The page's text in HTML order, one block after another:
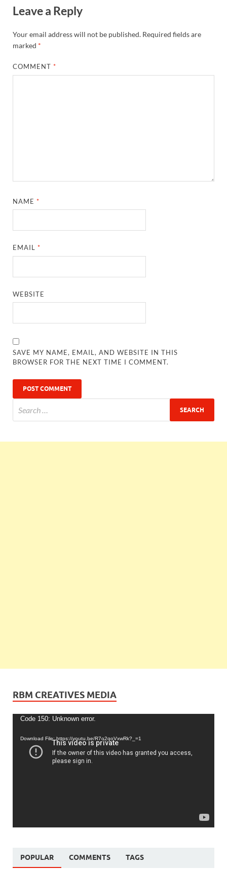
Leave a Reply
Your email address will not be published. Required fields are
marked *
COMMENT*
NAME*
EMAIL*
WEBSITE
SAVE MY NAME, EMAIL, AND WEBSITE IN THIS
BROWSER FOR THE NEXT TIME I COMMENT.
RBM CREATIVES MEDIA
Video
Code 150: Unknown error.
Download File: https://youtu.be/R7o2qoVxwRk?_=1
POPULAR COMMENTS TAGS